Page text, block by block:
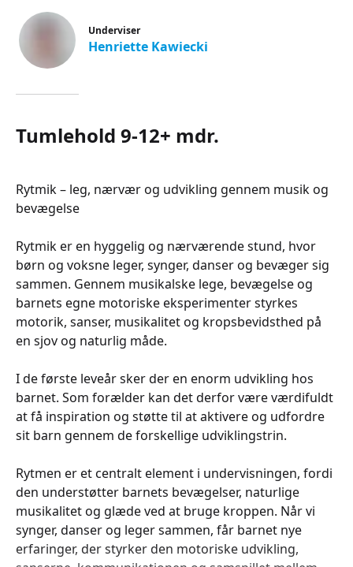
Underviser
Henriette Kawiecki
Tumlehold 9-12+ mdr.
Rytmik – leg, nærvær og udvikling gennem musik og
bevægelse
Rytmik er en hyggelig og nærværende stund, hvor
børn og voksne leger, synger, danser og bevæger sig
sammen. Gennem musikalske lege, bevægelse og
barnets egne motoriske eksperimenter styrkes
motorik, sanser, musikalitet og kropsbevidsthed på
en sjov og naturlig måde.
I de første leveår sker der en enorm udvikling hos
barnet. Som forælder kan det derfor være værdifuldt
at få inspiration og støtte til at aktivere og udfordre
sit barn gennem de forskellige udviklingstrin.
Rytmen er et centralt element i undervisningen, fordi
den understøtter barnets bevægelser, naturlige
musikalitet og glæde ved at bruge kroppen. Når vi
synger, danser og leger sammen, får barnet nye
erfaringer, der styrker den motoriske udvikling,